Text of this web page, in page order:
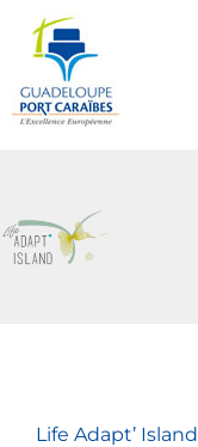
Life Adapt’ Island